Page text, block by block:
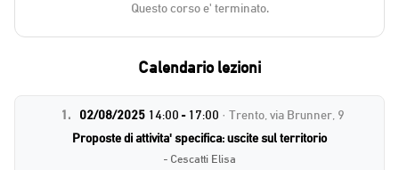
Questo corso e' terminato.
Calendario lezioni
1. 02/08/2025 14:00 - 17:00 · Trento, via Brunner, 9
Proposte di attivita' specifica: uscite sul territorio
- Cescatti Elisa